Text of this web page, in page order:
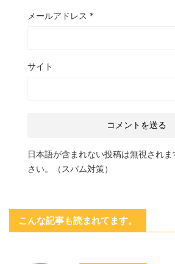
メールアドレス *
サイト
日本語が含まれない投稿は無視され
さい。（スパム対策）
こんな記事も読まれてます。